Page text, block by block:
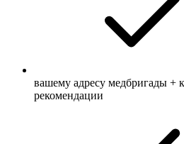
вашему адресу медбригады +
рекомендации